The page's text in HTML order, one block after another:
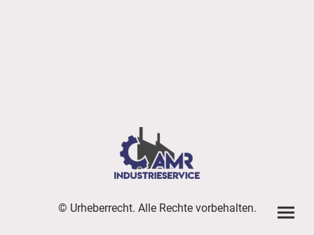
© Urheberrecht. Alle Rechte vorbehalten.